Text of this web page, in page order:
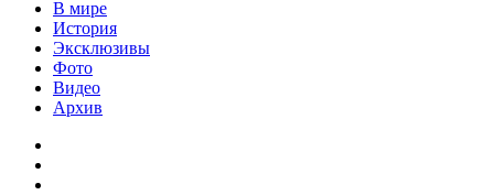
В мире
История
Эксклюзивы
Фото
Видео
Архив